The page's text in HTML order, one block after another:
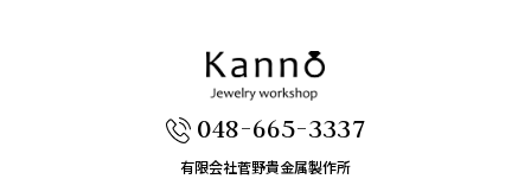
048-665-3337
有限会社菅野貴金属製作所